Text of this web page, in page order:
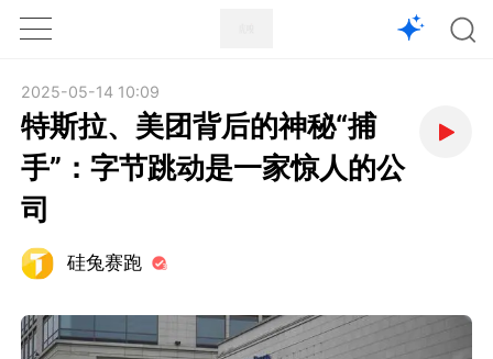
1X
2025-05-14 10:09
特斯拉、美团背后的神秘“捕
手”：字节跳动是一家惊人的公
司
硅兔赛跑